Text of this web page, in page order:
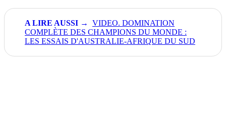
VIDEO. DOMINATION
COMPLÈTE DES CHAMPIONS DU MONDE :
LES ESSAIS D'AUSTRALIE-AFRIQUE DU SUD